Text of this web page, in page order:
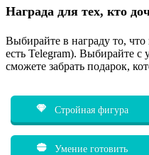
Награда для тех, кто
Выбирайте в награду то,
есть Telegram). Выбирайте
сможете забрать подарок,
Стройная фигура
Умение готовить